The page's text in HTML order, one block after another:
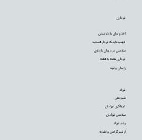
نوزاد
شیردهی
غربالگری نوزادان
سلامتی نوزادان
رشد نوزاد
از شیر گرفتن و تغذیه
بارداری
اقدام برای باردار شدن
فهمیده‌اید که باردار هستید
سلامتی در دوران بارداری
بارداری هفته به هفته
زایمان و تولد